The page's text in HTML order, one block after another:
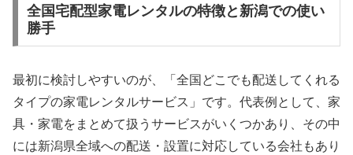
全国宅配型家電レンタルの特徴と新潟での使い
勝手
最初に検討しやすいのが、「全国どこでも配送してくれる
タイプの家電レンタルサービス」です。代表例として、家
具・家電をまとめて扱うサービスがいくつかあり、その中
には新潟県全域への配送・設置に対応している会社もあり